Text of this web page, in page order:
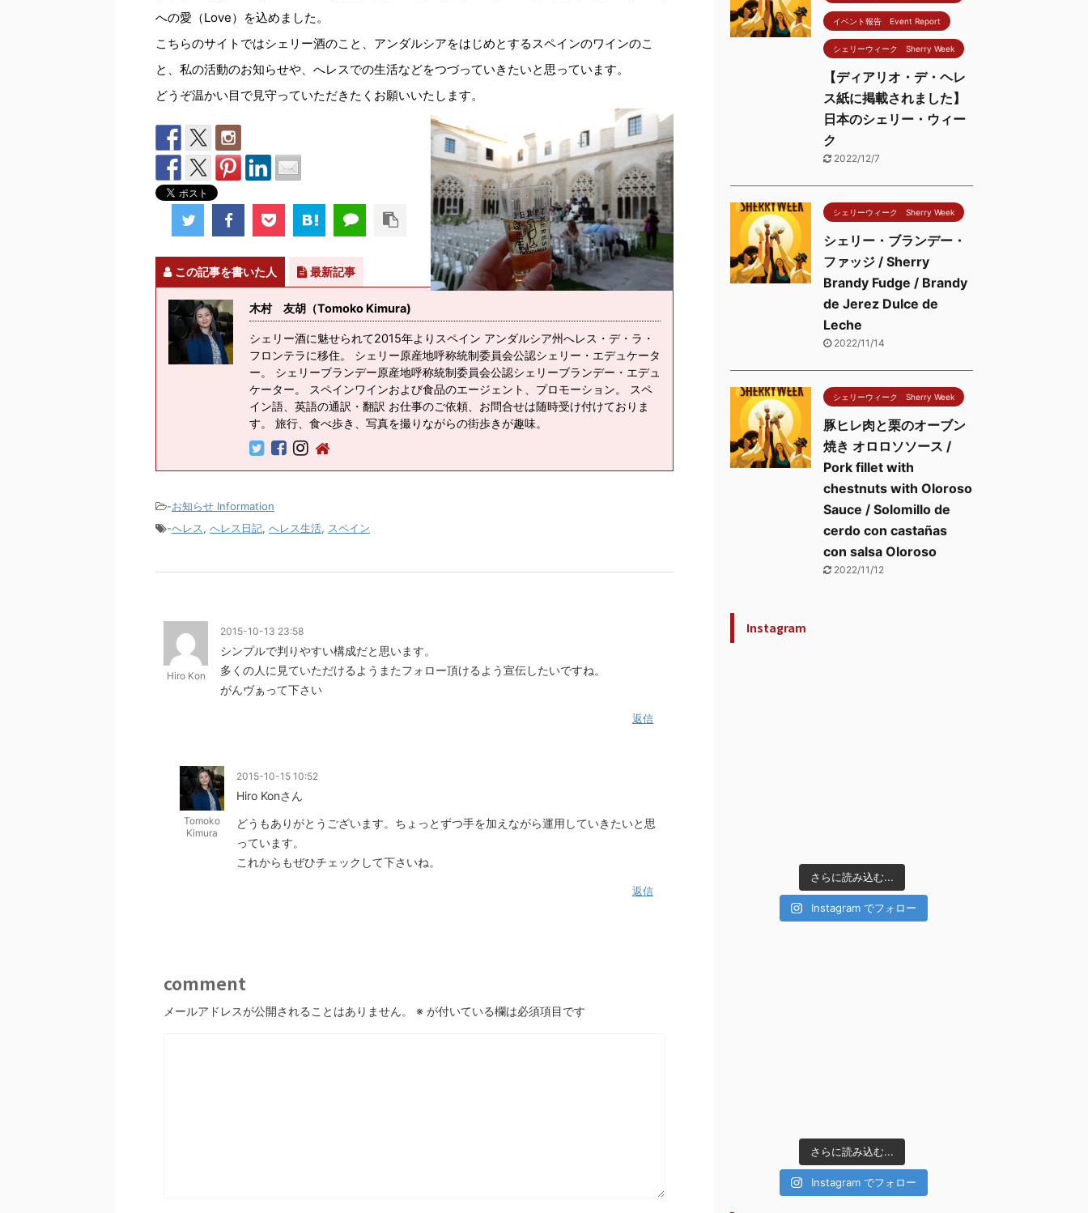
への愛（Love）を込めました。
こちらのサイトではシェリー酒のこと、アンダルシアをはじめとするスペインのワインのこ
と、私の活動のお知らせや、へレスでの生活などをつづっていきたいと思っています。
どうぞ温かい目で見守っていただきたくお願いいたします。
この記事を書いた人 最新記事
木村 友胡（Tomoko Kimura)
シェリー酒に魅せられて2015年よりスペイン アンダルシア州へレス・デ・ラ・
フロンテラに移住。 シェリー原産地呼称統制委員会公認シェリー・エデュケータ
ー。 シェリーブランデー原産地呼称統制委員会公認シェリーブランデー・エデュ
ケーター。 スペインワインおよび食品のエージェント、プロモーション。 スペ
イン語、英語の通訳・翻訳 お仕事のご依頼、お問合せは随時受け付けておりま
す。 旅行、食べ歩き、写真を撮りながらの街歩きが趣味。
-お知らせ Information
-へレス, へレス日記, へレス生活, スペイン
Hiro Kon
2015-10-13 23:58
シンプルで判りやすい構成だと思います。
多くの人に見ていただけるようまたフォロー頂けるよう宣伝したいですね。
がんヴぁって下さい
返信
Tomoko
Kimura
2015-10-15 10:52
Hiro Konさん
どうもありがとうございます。ちょっとずつ手を加えながら運用していきたいと思
っています。
これからもぜひチェックして下さいね。
返信
comment
メールアドレスが公開されることはありません。 ※ が付いている欄は必須項目です
イベント報告 Event Report
シェリーウィーク Sherry Week
【ディアリオ・デ・ヘレ
ス紙に掲載されました】
日本のシェリー・ウィー
ク
2022/12/7
シェリーウィーク Sherry Week
シェリー・ブランデー・
ファッジ / Sherry
Brandy Fudge / Brandy
de Jerez Dulce de
Leche
2022/11/14
シェリーウィーク Sherry Week
豚ヒレ肉と栗のオーブン
焼き オロロソソース /
Pork fillet with
chestnuts with Oloroso
Sauce / Solomillo de
cerdo con castañas
con salsa Oloroso
2022/11/12
Instagram
さらに読み込む...
Instagram でフォロー
さらに読み込む...
Instagram でフォロー